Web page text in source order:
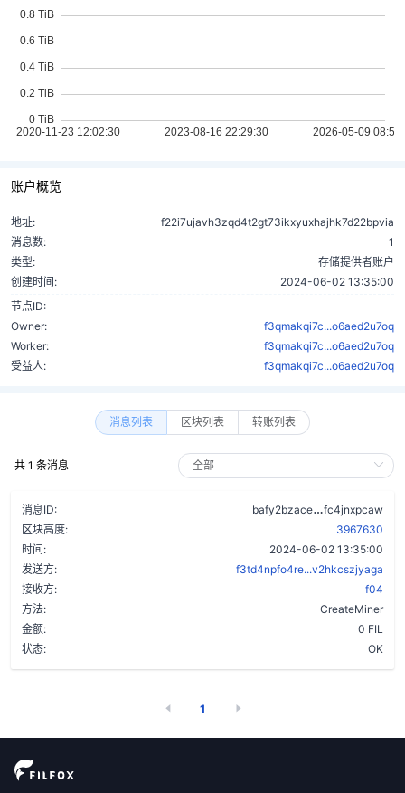
账户概览
地址:
f22i7ujavh3zqd4t2gt73ikxyuxhajhk7d22bpvia
消息数:
1
类型:
存储提供者账户
创建时间:
2024-06-02 13:35:00
节点ID:
Owner:
f3qmakqi7c...o6aed2u7oq
Worker:
f3qmakqi7c...o6aed2u7oq
受益人:
f3qmakqi7c...o6aed2u7oq
消息列表 区块列表 转账列表
共 1 条消息
消息ID: bafy2bzace
fc4jnxpcaw
区块高度:
3967630
时间:
2024-06-02 13:35:00
发送方:
f3td4npfo4re...v2hkcszjyaga
接收方:
f04
方法:
CreateMiner
金额:
0 FIL
状态:
OK
1